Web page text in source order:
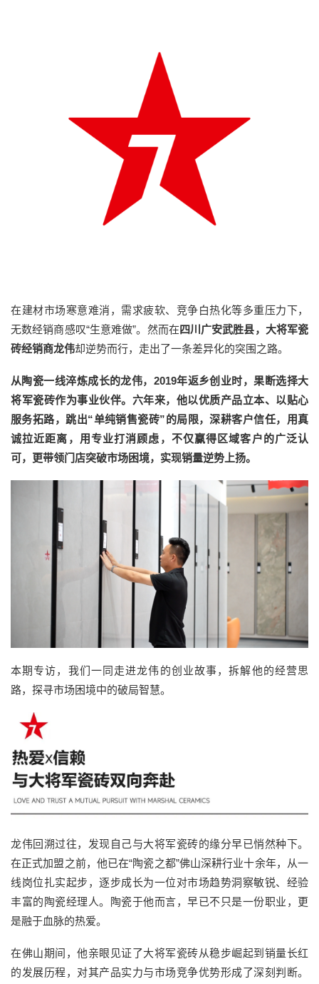
在建材市场寒意难消，需求疲软、竞争白热化等多重压力下，
无数经销商感叹“生意难做”。然而在四川广安武胜县，大将军瓷
砖经销商龙伟却逆势而行，走出了一条差异化的突围之路。
从陶瓷一线淬炼成长的龙伟，2019年返乡创业时，果断选择大
将军瓷砖作为事业伙伴。六年来，他以优质产品立本、以贴心
服务拓路，跳出“单纯销售瓷砖”的局限，深耕客户信任，用真
诚拉近距离，用专业打消顾虑，不仅赢得区域客户的广泛认
可，更带领门店突破市场困境，实现销量逆势上扬。
本期专访，我们一同走进龙伟的创业故事，拆解他的经营思
路，探寻市场困境中的破局智慧。
龙伟回溯过往，发现自己与大将军瓷砖的缘分早已悄然种下。
在正式加盟之前，他已在“陶瓷之都”佛山深耕行业十余年，从一
线岗位扎实起步，逐步成长为一位对市场趋势洞察敏锐、经验
丰富的陶瓷经理人。陶瓷于他而言，早已不只是一份职业，更
是融于血脉的热爱。
在佛山期间，他亲眼见证了大将军瓷砖从稳步崛起到销量长红
的发展历程，对其产品实力与市场竞争优势形成了深刻判断。